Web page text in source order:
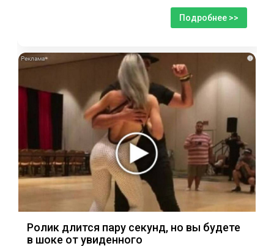
Подробнее >>
i
Ролик длится пару секунд, но вы будете
в шоке от увиденного